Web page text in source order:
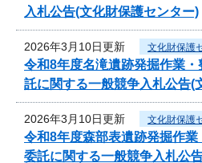
入札公告(文化財保護センター)
2026年3月10日更新 文化財保護
令和8年度名滝遺跡発掘作業
託に関する一般競争入札公告(
2026年3月10日更新 文化財保護
令和8年度森部表遺跡発掘作
委託に関する一般競争入札公